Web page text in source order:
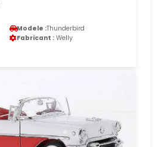
Modele :Thunderbird
Fabricant : Welly